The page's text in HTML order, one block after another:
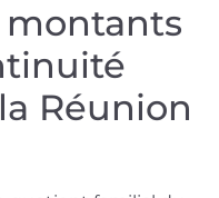
montants
Réunion